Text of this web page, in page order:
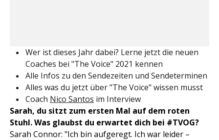
Wer ist dieses Jahr dabei? Lerne jetzt die neuen
Coaches bei "The Voice" 2021 kennen
Alle Infos zu den Sendezeiten und Sendeterminen
Alles was du jetzt über "The Voice" wissen musst
Coach Nico Santos im Interview
Sarah, du sitzt zum ersten Mal auf dem roten
Stuhl. Was glaubst du erwartet dich bei #TVOG?
Sarah Connor: "Ich bin aufgeregt. Ich war leider –